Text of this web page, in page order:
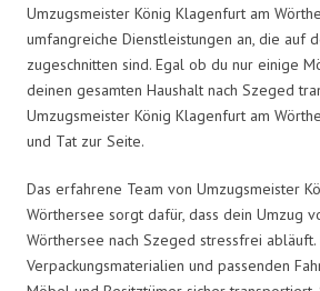
Umzugsmeister König Klagenfurt am
umfangreiche Dienstleistungen an, die auf
zugeschnitten sind. Egal ob du nur einige
deinen gesamten Haushalt nach Szeged
Umzugsmeister König Klagenfurt am
und Tat zur Seite.
Das erfahrene Team von Umzugsmeister
Wörthersee sorgt dafür, dass dein Umzug
Wörthersee nach Szeged stressfrei
Verpackungsmaterialien und passenden